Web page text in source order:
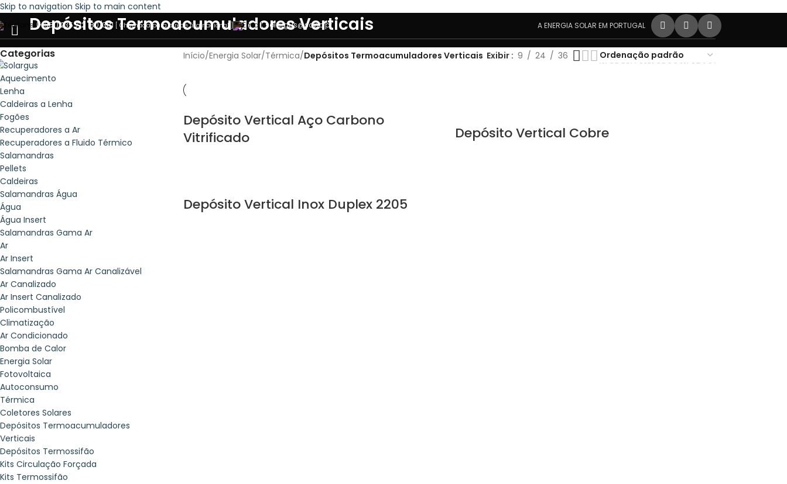
Skip to navigation Skip to main content
(+351) 235 712 180/381 [ Chamada para a rede fixa nacional ] solargus@sapo.pt A ENERGIA SOLAR EM PORTUGAL
ESTRUTURAS METÁLICASCONTACTOS
Depósitos Termoacumuladores Verticais
Categorias
Aquecimento
Lenha
Caldeiras a Lenha
Fogões
Recuperadores a Ar
Recuperadores a Fluido Térmico
Salamandras
Pellets
Caldeiras
Salamandras Água
Água
Água Insert
Salamandras Gama Ar
Ar
Ar Insert
Salamandras Gama Ar Canalizável
Ar Canalizado
Ar Insert Canalizado
Policombustível
Climatização
Ar Condicionado
Bomba de Calor
Energia Solar
Fotovoltaica
Autoconsumo
Térmica
Coletores Solares
Depósitos Termoacumuladores
Verticais
Depósitos Termossifão
Kits Circulação Forçada
Kits Termossifão
Início/Energia Solar/Térmica/Depósitos Termoacumuladores Verticais Exibir 9 24 36
Depósito Vertical Aço Carbono
Vitrificado
Depósito Vertical Cobre
Depósito Vertical Inox Duplex 2205